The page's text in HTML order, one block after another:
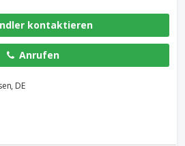
kontaktieren
Anrufen
DE